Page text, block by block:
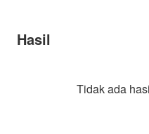
Hasil
Tidak ada